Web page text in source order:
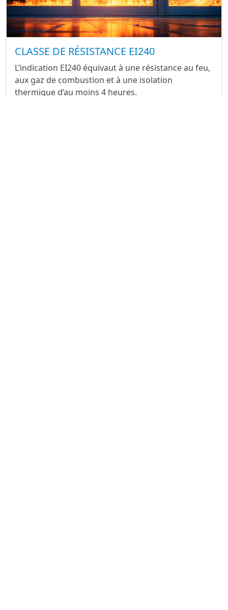
CLASSE DE RÉSISTANCE EI240
L’indication EI240 équivaut à une résistance au feu,
aux gaz de combustion et à une isolation
thermique d’au moins 4 heures.